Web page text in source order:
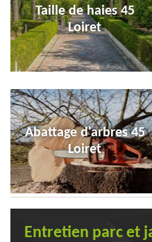
Taille de haies 45
Loiret
Abattage d'arbres 45
Loiret
Entretien parc et